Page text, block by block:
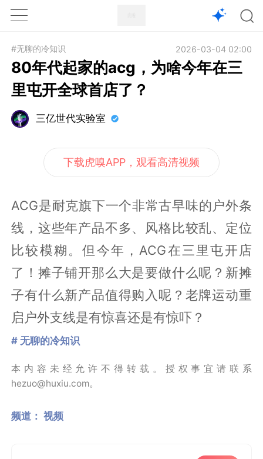
1X
#无聊的冷知识 2026-03-04 02:00
80年代起家的acg，为啥今年在三
里屯开全球首店了？
三亿世代实验室
下载虎嗅APP，观看高清视频
ACG是耐克旗下一个非常古早味的户外条
线，这些年产品不多、风格比较乱、定位
比较模糊。但今年，ACG在三里屯开店
了！摊子铺开那么大是要做什么呢？新摊
子有什么新产品值得购入呢？老牌运动重
启户外支线是有惊喜还是有惊吓？
# 无聊的冷知识
本内容未经允许不得转载。授权事宜请联系
hezuo@huxiu.com。
频道： 视频